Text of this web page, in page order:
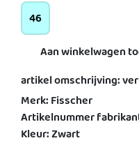
46
Aan winkelwagen
artikel omschrijving:
Merk: Fisscher
Artikelnummer
Kleur: Zwart